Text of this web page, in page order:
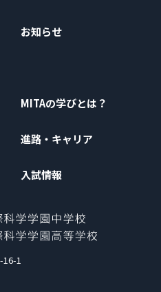
1
お知らせ
MITAの学びとは？
進路・キャリア
入試情報